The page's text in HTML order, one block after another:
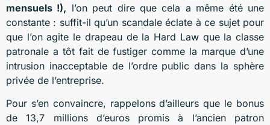
mensuels !), l’on peut dire que cela a même été une
constante : suffit-il qu’un scandale éclate à ce sujet pour
que l’on agite le drapeau de la Hard Law que la classe
patronale a tôt fait de fustiger comme la marque d’une
intrusion inacceptable de l’ordre public dans la sphère
privée de l’entreprise.
Pour s’en convaincre, rappelons d’ailleurs que le bonus
de 13,7 millions d’euros promis à l’ancien patron